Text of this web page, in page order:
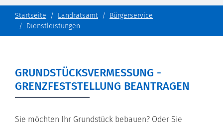
Startseite Landratsamt
Bürgerservice
Dienstleistungen
GRUNDSTÜCKSVERMESSUNG -
GRENZFESTSTELLUNG BEANTRAGEN
Sie möchten Ihr Grundstück bebauen? Oder Sie